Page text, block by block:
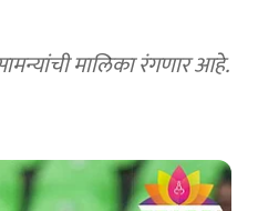
मालिका रंगणार आहे.